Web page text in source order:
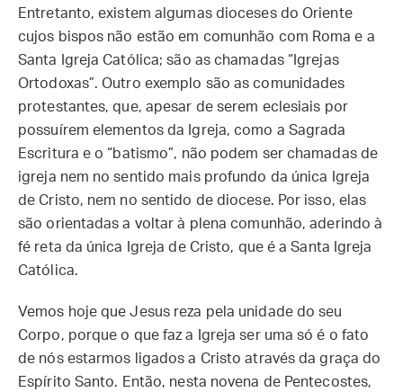
Entretanto, existem algumas dioceses do Oriente
cujos bispos não estão em comunhão com Roma e a
Santa Igreja Católica; são as chamadas “Igrejas
Ortodoxas”. Outro exemplo são as comunidades
protestantes, que, apesar de serem eclesiais por
possuírem elementos da Igreja, como a Sagrada
Escritura e o “batismo”, não podem ser chamadas de
igreja nem no sentido mais profundo da única Igreja
de Cristo, nem no sentido de diocese. Por isso, elas
são orientadas a voltar à plena comunhão, aderindo à
fé reta da única Igreja de Cristo, que é a Santa Igreja
Católica.
Vemos hoje que Jesus reza pela unidade do seu
Corpo, porque o que faz a Igreja ser uma só é o fato
de nós estarmos ligados a Cristo através da graça do
Espírito Santo. Então, nesta novena de Pentecostes,